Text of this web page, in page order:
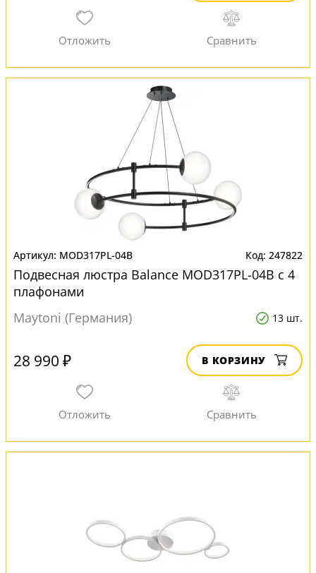
MOD317PL-04B 247822
Подвесная люстра Balance MOD317PL-04B с 4
плафонами
Maytoni (Германия)
13 шт.
28 990 ₽ В КОРЗИНУ